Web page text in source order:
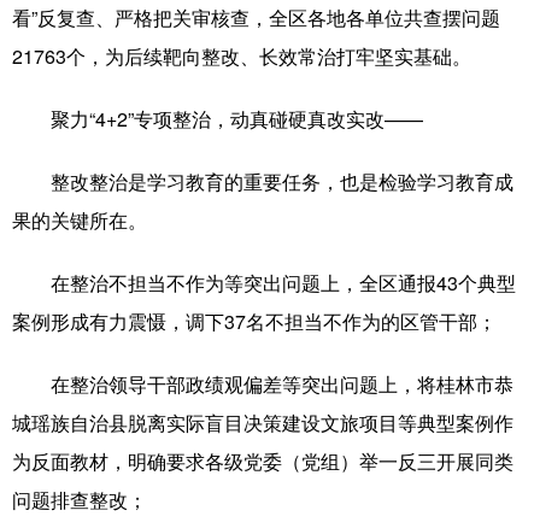
看”反复查、严格把关审核查，全区各地各单位共查摆问题
21763个，为后续靶向整改、长效常治打牢坚实基础。
聚力“4+2”专项整治，动真碰硬真改实改——
整改整治是学习教育的重要任务，也是检验学习教育成
果的关键所在。
在整治不担当不作为等突出问题上，全区通报43个典型
案例形成有力震慑，调下37名不担当不作为的区管干部；
在整治领导干部政绩观偏差等突出问题上，将桂林市恭
城瑶族自治县脱离实际盲目决策建设文旅项目等典型案例作
为反面教材，明确要求各级党委（党组）举一反三开展同类
问题排查整改；